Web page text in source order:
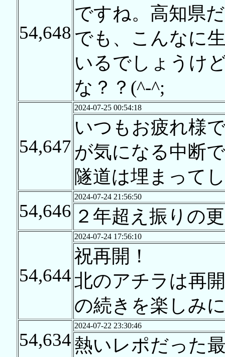
54,648
ですね。高知県
でも、こんなに
いるでしょうけ
な？？(^-^;
54,647
2024-07-25 00:54:18
いつもお疲れ様
が気になる中断
隧道は埋まって
54,646
2024-07-24 21:56:50
２年超え振りの
54,644
2024-07-24 17:56:10
祝再開！
北のアチラは再
の続きを楽しみ
54,634
2024-07-22 23:30:46
熱いレポだった